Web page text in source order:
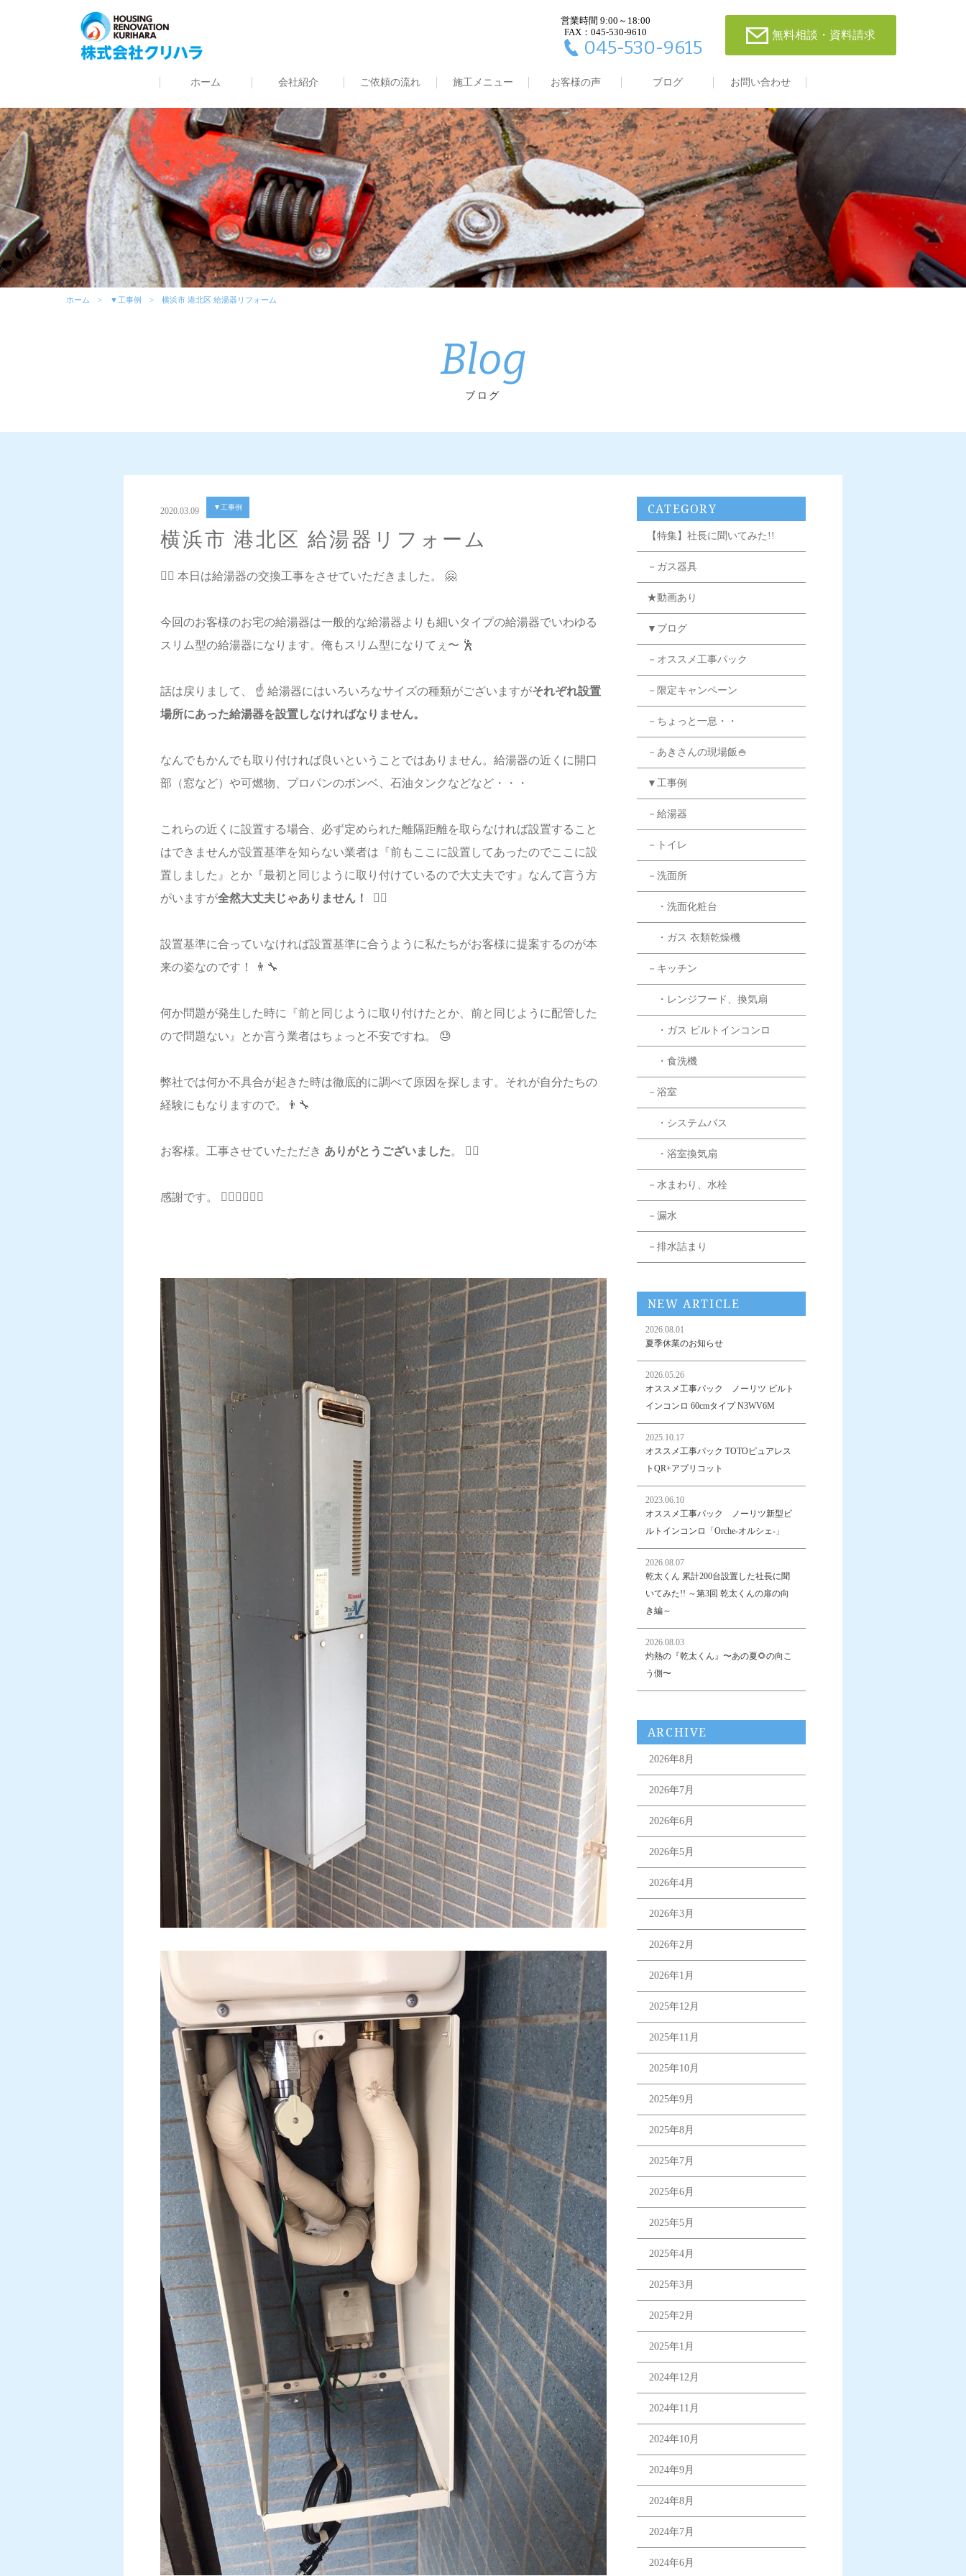
営業時間 9:00～18:00
FAX：045-530-9610
045-530-9615
無料相談・資料請求
ホーム 会社紹介 ご依頼の流れ 施工メニュー お客様の声 ブログ お問い合わせ
ホーム ▼工事例 横浜市 港北区 給湯器リフォーム
Blog
ブログ
2020.03.09 ▼工事例
横浜市 港北区 給湯器リフォーム
💁‍♀️ 本日は給湯器の交換工事をさせていただきました。 🤗
今回のお客様のお宅の給湯器は一般的な給湯器よりも細いタイプの給湯器でいわゆる
スリム型の給湯器になります。俺もスリム型になりてぇ〜 🕺
話は戻りまして、 ☝️ 給湯器にはいろいろなサイズの種類がございますがそれぞれ設置
場所にあった給湯器を設置しなければなりません。
なんでもかんでも取り付ければ良いということではありません。給湯器の近くに開口
部（窓など）や可燃物、プロパンのボンベ、石油タンクなどなど・・・
これらの近くに設置する場合、必ず定められた離隔距離を取らなければ設置すること
はできませんが設置基準を知らない業者は『前もここに設置してあったのでここに設
置しました』とか『最初と同じように取り付けているので大丈夫です』なんて言う方
がいますが全然大丈夫じゃありません！ 🙅‍♀️
設置基準に合っていなければ設置基準に合うように私たちがお客様に提案するのが本
来の姿なのです！ 👨‍🔧
何か問題が発生した時に『前と同じように取り付けたとか、前と同じように配管した
ので問題ない』とか言う業者はちょっと不安ですね。 😓
弊社では何か不具合が起きた時は徹底的に調べて原因を探します。それが自分たちの
経験にもなりますので。👨‍🔧
お客様。工事させていたただき ありがとうございました。 🙇‍♂️
感謝です。 🙇‍♂️🙇‍♂️🙇‍♂️
CATEGORY
【特集】社長に聞いてみた!!
－ガス器具
★動画あり
▼ブログ
－オススメ工事パック
－限定キャンペーン
－ちょっと一息・・
－あきさんの現場飯🍚
▼工事例
－給湯器
－トイレ
－洗面所
・洗面化粧台
・ガス 衣類乾燥機
－キッチン
・レンジフード、換気扇
・ガス ビルトインコンロ
・食洗機
－浴室
・システムバス
・浴室換気扇
－水まわり、水栓
－漏水
－排水詰まり
NEW ARTICLE
2026.08.01
夏季休業のお知らせ
2026.05.26
オススメ工事パック ノーリツ ビルト
インコンロ 60cmタイプ N3WV6M
2025.10.17
オススメ工事パック TOTOピュアレス
トQR+アプリコット
2023.06.10
オススメ工事パック ノーリツ新型ビ
ルトインコンロ「Orche-オルシェ-」
2026.08.07
乾太くん 累計200台設置した社長に聞
いてみた!! ～第3回 乾太くんの扉の向
き編～
2026.08.03
灼熱の『乾太くん』〜あの夏🌻の向こ
う側〜
ARCHIVE
2026年8月
2026年7月
2026年6月
2026年5月
2026年4月
2026年3月
2026年2月
2026年1月
2025年12月
2025年11月
2025年10月
2025年9月
2025年8月
2025年7月
2025年6月
2025年5月
2025年4月
2025年3月
2025年2月
2025年1月
2024年12月
2024年11月
2024年10月
2024年9月
2024年8月
2024年7月
2024年6月